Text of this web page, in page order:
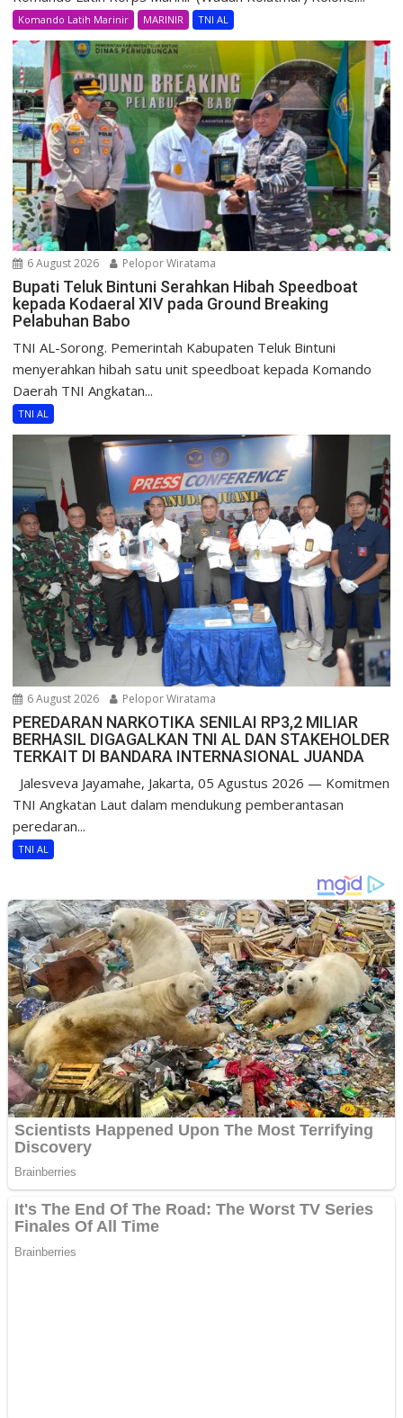
Komando Latih Marinir MARINIR TNI AL
6 August 2026 Pelopor Wiratama
Bupati Teluk Bintuni Serahkan Hibah Speedboat
kepada Kodaeral XIV pada Ground Breaking
Pelabuhan Babo
TNI AL-Sorong. Pemerintah Kabupaten Teluk Bintuni
menyerahkan hibah satu unit speedboat kepada Komando
Daerah TNI Angkatan...
TNI AL
6 August 2026 Pelopor Wiratama
PEREDARAN NARKOTIKA SENILAI RP3,2 MILIAR
BERHASIL DIGAGALKAN TNI AL DAN STAKEHOLDER
TERKAIT DI BANDARA INTERNASIONAL JUANDA
Jalesveva Jayamahe, Jakarta, 05 Agustus 2026 — Komitmen
TNI Angkatan Laut dalam mendukung pemberantasan
peredaran...
TNI AL